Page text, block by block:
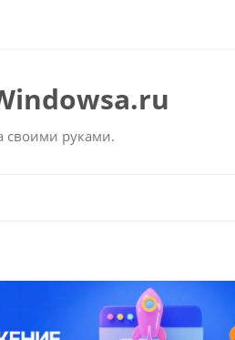
своими руками.